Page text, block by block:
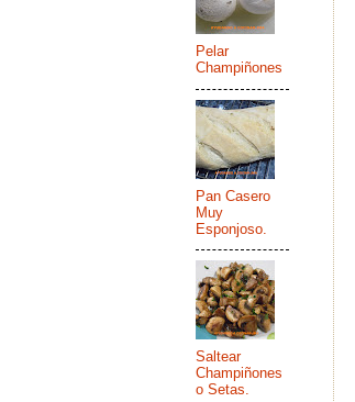
Pelar
Champiñones
Pan Casero
Muy
Esponjoso.
Saltear
Champiñones
o Setas.